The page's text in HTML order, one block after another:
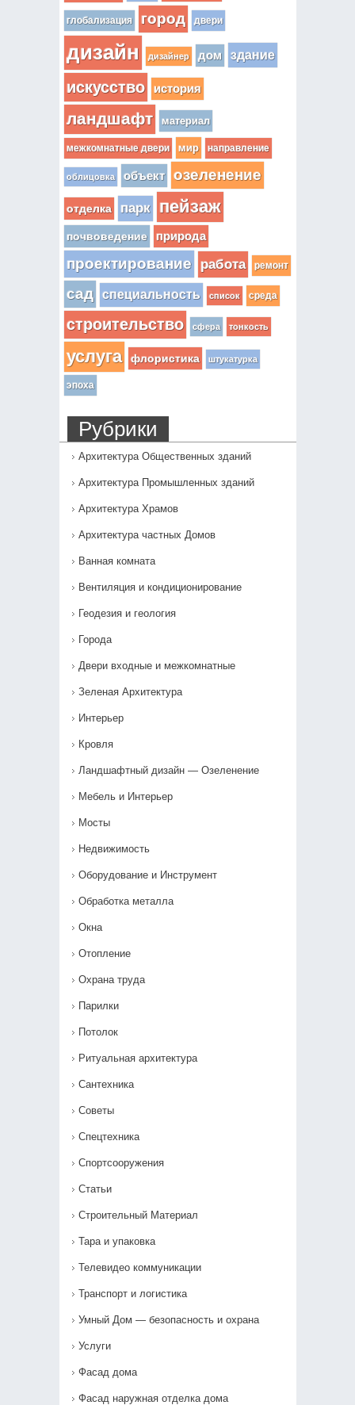
глобализация город двери
дизайн дизайнер дом здание
искусство история
ландшафт материал
межкомнатные двери мир направление
облицовка объект озеленение
отделка парк пейзаж
почвоведение природа
проектирование работа ремонт
сад специальность список среда
строительство сфера тонкость
услуга флористика штукатурка
эпоха
Рубрики
Архитектура Общественных зданий
Архитектура Промышленных зданий
Архитектура Храмов
Архитектура частных Домов
Ванная комната
Вентиляция и кондиционирование
Геодезия и геология
Города
Двери входные и межкомнатные
Зеленая Архитектура
Интерьер
Кровля
Ландшафтный дизайн — Озеленение‎
Мебель и Интерьер
Мосты
Недвижимость
Оборудование и Инструмент
Обработка металла
Окна
Отопление
Охрана труда
Парилки
Потолок
Ритуальная архитектура
Сантехника
Советы
Спецтехника
Спортсооружения
Статьи
Строительный Материал
Тара и упаковка
Телевидео коммуникации
Транспорт и логистика
Умный Дом — безопасность и охрана
Услуги
Фасад дома
Фасад наружная отделка дома